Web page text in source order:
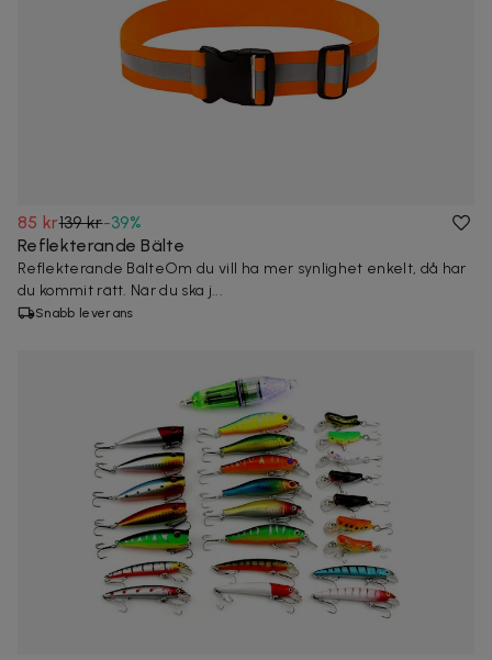
85 kr139 kr-39%
Reflekterande Bälte
Reflekterande BälteOm du vill ha mer synlighet enkelt, då har
du kommit rätt. När du ska j...
Snabb leverans